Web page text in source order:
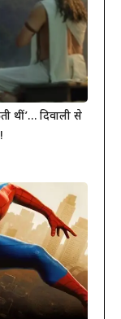
थीं’… दिवाली से